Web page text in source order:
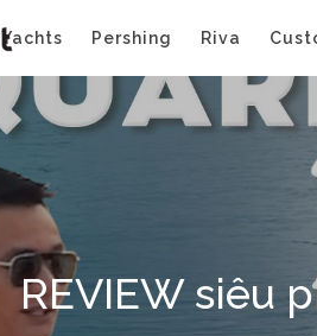
Pershing Riva
REVIEW siêu